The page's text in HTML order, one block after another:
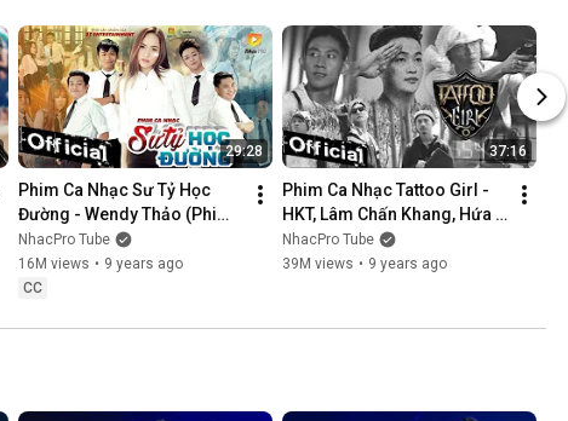
29:28
Phim Ca Nhạc Sư Tỷ Học
Đường - Wendy Thảo (Phim
Ca Nhạc Hay Nhất 2017)
NhacPro Tube
16M views • 9 years ago
CC
37:16
Phim Ca Nhạc Tattoo Girl -
HKT, Lâm Chấn Khang, Hứa
Minh Đạt, Thanh Tân
NhacPro Tube
39M views • 9 years ago